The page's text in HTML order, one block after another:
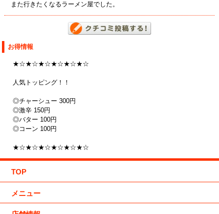
また行きたくなるラーメン屋でした。
TOP
メニュー
お得情報
★☆★☆★☆★☆★☆★☆
人気トッピング！！
◎チャーシュー 300円
◎激辛 150円
◎バター 100円
◎コーン 100円
★☆★☆★☆★☆★☆★☆